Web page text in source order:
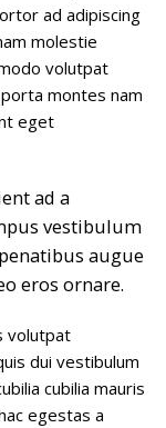
ad adipiscing
molestie
volutpat
montes nam
eget
ad a
vestibulum
augue
eros ornare.
volutpat
dui vestibulum
cubilia mauris
egestas a